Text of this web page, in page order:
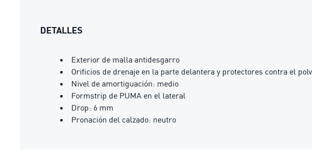
DETALLES
Exterior de malla antidesgarro
Orificios de drenaje en la parte delantera y protectores contra el
Nivel de amortiguación: medio
Formstrip de PUMA en el lateral
Drop: 6 mm
Pronación del calzado: neutro